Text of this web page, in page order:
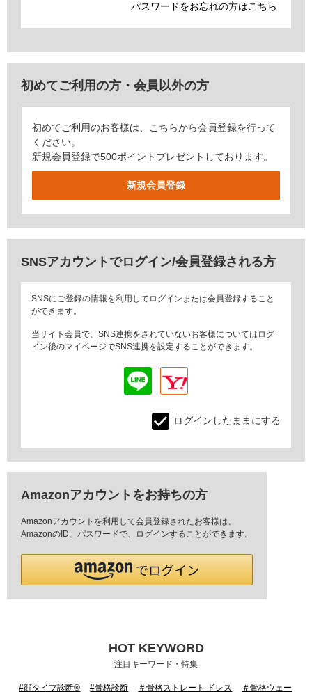
パスワードをお忘れの方はこちら
SNSアカウントでログイン/会員登録される方
SNSにご登録の情報を利用してログインまたは会員登録すること
ができます。
当サイト会員で、SNS連携をされていないお客様についてはログ
イン後のマイページでSNS連携を設定することができます。
ログインしたままにする
Amazonアカウントをお持ちの方
Amazonアカウントを利用して会員登録されたお客様は、
AmazonのID、パスワードで、ログインすることができます。
初めてご利用の方・会員以外の方
初めてご利用のお客様は、こちらから会員登録を行って
ください。
新規会員登録で500ポイントプレゼントしております。
HOT KEYWORD
注目キーワード・特集
#顔タイプ診断® #骨格診断 ＃骨格ストレート ドレス
＃骨格ウェー